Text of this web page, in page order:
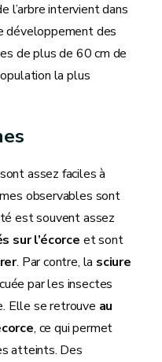
l’arbre intervient dans
développement des
de plus de 60 cm de
la plus
assez faciles à
observables sont
est souvent assez
sur l’écorce et sont
. Par contre, la sciure
par les insectes
Elle se retrouve au
, ce qui permet
atteints. Des